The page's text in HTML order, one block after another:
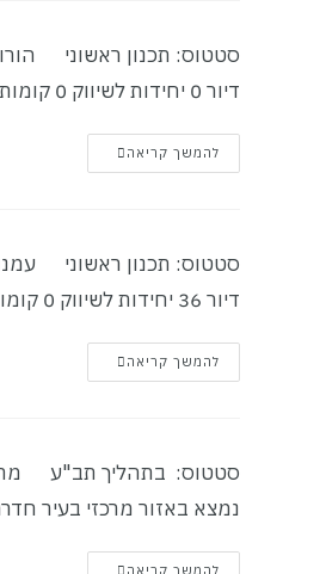
דיור 0 יחידות לשיווק 0 קומות על הפרויקט: המיקום בין הרחובות הורוביץ…
להמשך קריאה
דיור 36 יחידות לשיווק 0 קומות על הפרויקט: פרויקט משמעותי באזור הצפון…
להמשך קריאה
נמצא באזור מרכזי בעיר
להמשך קריאה